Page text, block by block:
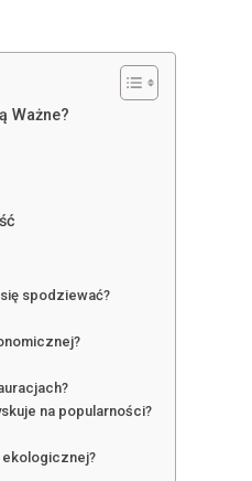
Ważne?
spodziewać?
na popularności?
ekologicznej?